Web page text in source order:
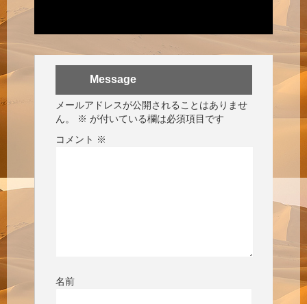
Message
メールアドレスが公開されることはありませ
ん。
※ が付いている欄は必須項目です
コメント ※
名前